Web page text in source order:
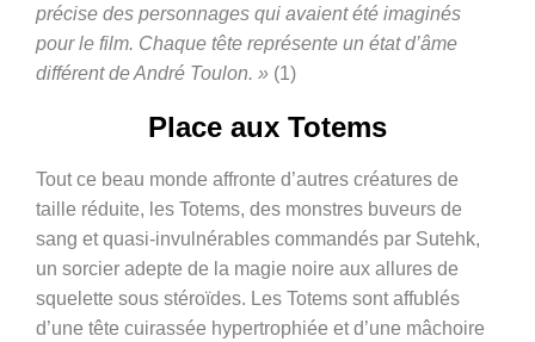
précise des personnages qui avaient été imaginés
pour le film. Chaque tête représente un état d’âme
différent de André Toulon. » (1)
Place aux Totems
Tout ce beau monde affronte d’autres créatures de
taille réduite, les Totems, des monstres buveurs de
sang et quasi-invulnérables commandés par Sutehk,
un sorcier adepte de la magie noire aux allures de
squelette sous stéroïdes. Les Totems sont affublés
d’une tête cuirassée hypertrophiée et d’une mâchoire